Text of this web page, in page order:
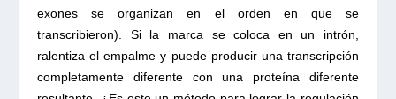
exones se organizan en el orden en que se
transcribieron). Si la marca se coloca en un intrón,
ralentiza el empalme y puede producir una transcripción
completamente diferente con una proteína diferente